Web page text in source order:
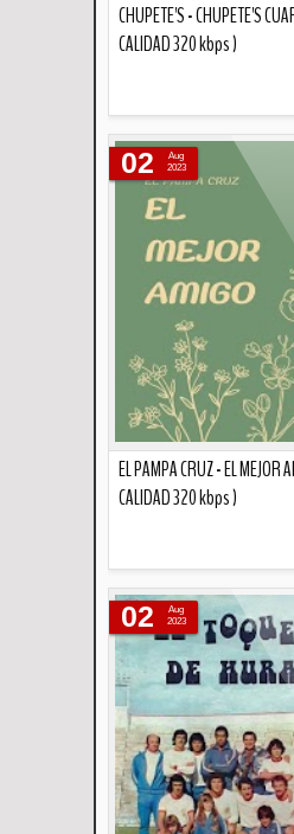
CHUPETE'S - CHUPETE'S
CALIDAD 320 kbps )
EL PAMPA CRUZ - EL MEJOR
CALIDAD 320 kbps )
02
Aug
2023
02
Aug
2023